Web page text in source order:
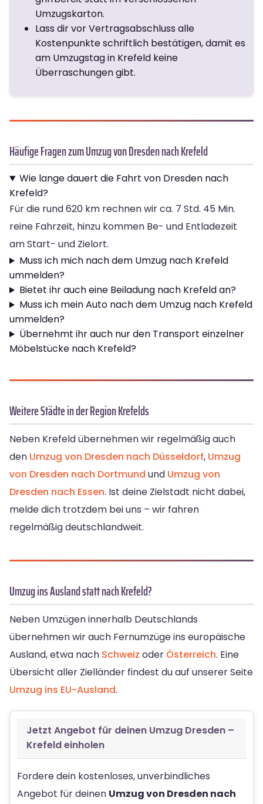
Umzugskarton.
Lass dir vor Vertragsabschluss alle
Kostenpunkte schriftlich bestätigen, damit es
am Umzugstag in Krefeld keine
Überraschungen gibt.
Häufige Fragen zum Umzug von Dresden nach Krefeld
Wie lange dauert die Fahrt von Dresden nach
Krefeld?
Für die rund 620 km rechnen wir ca. 7 Std. 45 Min.
reine Fahrzeit, hinzu kommen Be- und Entladezeit
am Start- und Zielort.
Muss ich mich nach dem Umzug nach Krefeld
ummelden?
Bietet ihr auch eine Beiladung nach Krefeld an?
Muss ich mein Auto nach dem Umzug nach Krefeld
ummelden?
Übernehmt ihr auch nur den Transport einzelner
Möbelstücke nach Krefeld?
Weitere Städte in der Region Krefelds
Neben Krefeld übernehmen wir regelmäßig auch
den Umzug von Dresden nach Düsseldorf, Umzug
von Dresden nach Dortmund und Umzug von
Dresden nach Essen. Ist deine Zielstadt nicht dabei,
melde dich trotzdem bei uns – wir fahren
regelmäßig deutschlandweit.
Umzug ins Ausland statt nach Krefeld?
Neben Umzügen innerhalb Deutschlands
übernehmen wir auch Fernumzüge ins europäische
Ausland, etwa nach Schweiz oder Österreich. Eine
Übersicht aller Zielländer findest du auf unserer Seite
Umzug ins EU-Ausland.
Jetzt Angebot für deinen Umzug Dresden –
Krefeld einholen
Fordere dein kostenloses, unverbindliches
Angebot für deinen Umzug von Dresden nach